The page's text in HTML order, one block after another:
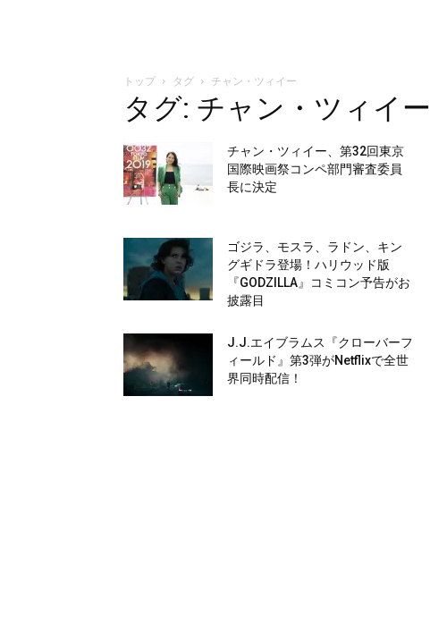
トップ タグ チャン・ツィイー
タグ: チャン・ツィイー
チャン・ツィイー、第32回東京
国際映画祭コンペ部門審査委員
長に決定
ゴジラ、モスラ、ラドン、キン
グギドラ登場！ハリウッド版
『GODZILLA』コミコン予告がお
披露目
J.J.エイブラムス『クローバーフ
ィールド』第3弾がNetflixで全世
界同時配信！